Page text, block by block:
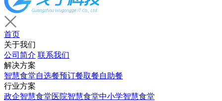
首页
关于我们
公司简介 联系我们
解决方案
智慧食堂自选餐预订餐取餐自助餐
行业方案
政企智慧食堂医院智慧食堂中小学智慧食堂